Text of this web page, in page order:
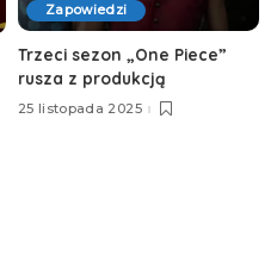
Zapowiedzi
Trzeci sezon „One Piece”
rusza z produkcją
25 listopada 2025